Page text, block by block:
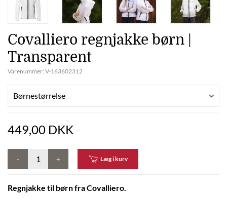
Covalliero regnjakke børn |
Transparent
Varenummer: V-163602312
Børnestørrelse
449,00 DKK
- + Læg i kurv
Regnjakke til børn fra Covalliero.